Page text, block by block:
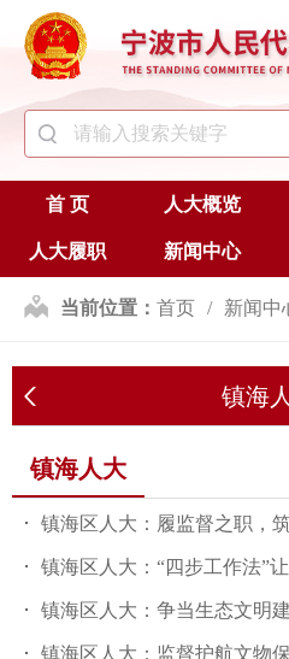
首 页 人大概览
人大履职 新闻中心
当前位置： 首页 新闻中
区（县
镇海
镇海人大
镇海区人大：履监督之职，筑健康
镇海区人大：“四步工作法”让生态环境民生实事项目落
镇海区人大：争当生态文明建设情况报告制度“探
镇海区人大：监督护航文物